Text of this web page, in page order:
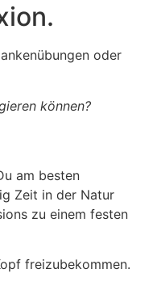
oder
können?
am besten
Zeit in der Natur
zu einem festen
freizubekommen.